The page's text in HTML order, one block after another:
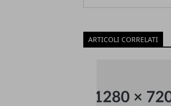
ARTICOLI CORRELATI